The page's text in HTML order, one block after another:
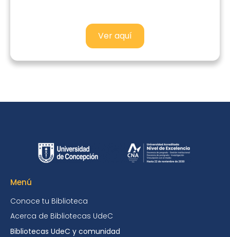
Ver aquí
Menú
Conoce tu Biblioteca
Acerca de Bibliotecas UdeC
Bibliotecas UdeC y comunidad